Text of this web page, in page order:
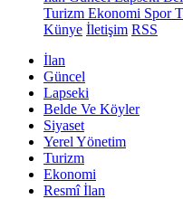
Turizm Ekonomi Spor
Künye İletişim RSS
İlan
Güncel
Lapseki
Belde Ve Köyler
Siyaset
Yerel Yönetim
Turizm
Ekonomi
Resmî İlan